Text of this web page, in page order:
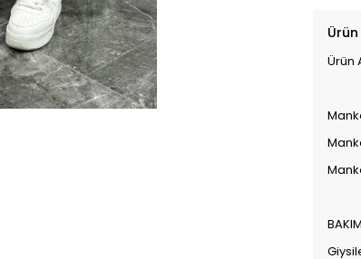
Ürün
Ürün
BAKIM